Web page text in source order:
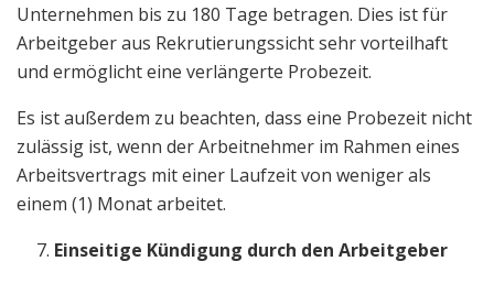
Unternehmen bis zu 180 Tage betragen. Dies ist für
Arbeitgeber aus Rekrutierungssicht sehr vorteilhaft
und ermöglicht eine verlängerte Probezeit.
Es ist außerdem zu beachten, dass eine Probezeit nicht
zulässig ist, wenn der Arbeitnehmer im Rahmen eines
Arbeitsvertrags mit einer Laufzeit von weniger als
einem (1) Monat arbeitet.
Einseitige Kündigung durch den Arbeitgeber